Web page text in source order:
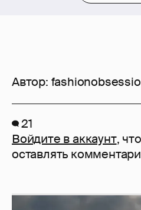
Автор:
21
Войдите в аккаунт,
оставлять